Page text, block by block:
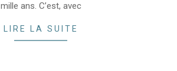
mille ans. C’est, avec
LIRE LA SUITE